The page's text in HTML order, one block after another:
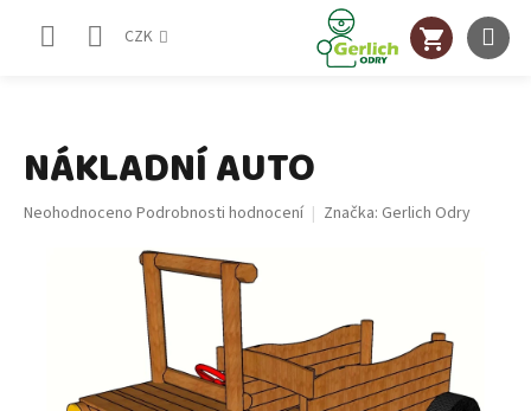
CZK
NÁKUPNÍ
KOŠÍK
NÁKLADNÍ AUTO
Průměrné
Neohodnoceno Podrobnosti hodnocení Značka: Gerlich Odry